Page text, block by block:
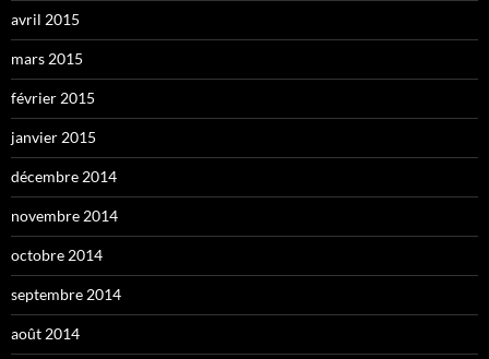
avril 2015
mars 2015
février 2015
janvier 2015
décembre 2014
novembre 2014
octobre 2014
septembre 2014
août 2014